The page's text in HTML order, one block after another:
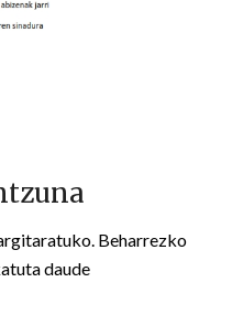
Beharrezko
daude